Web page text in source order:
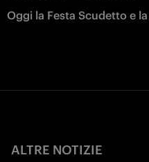
Oggi la Festa Scudetto e
ALTRE NOTIZIE